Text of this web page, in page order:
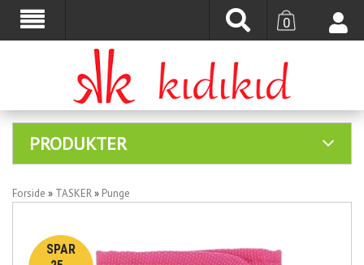
0
PRODUKTER
Forside » TASKER» Punge
SPAR